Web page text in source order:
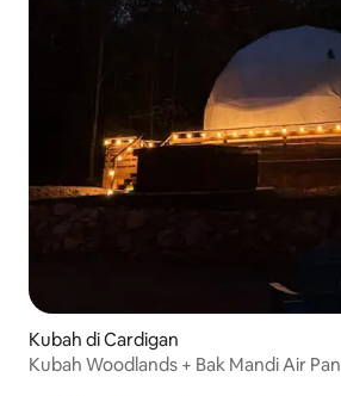
Kubah di Cardigan
Kubah Woodlands + Bak Mandi Air